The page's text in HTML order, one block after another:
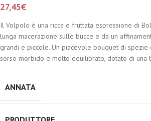
27,45€
Il Volpolo è una ricca e fruttata espressione di
lunga macerazione sulle bucce e da un
grandi e piccole. Un piacevole bouquet di spezie
sorso morbido e molto equilibrato, dotato di una
ANNATA